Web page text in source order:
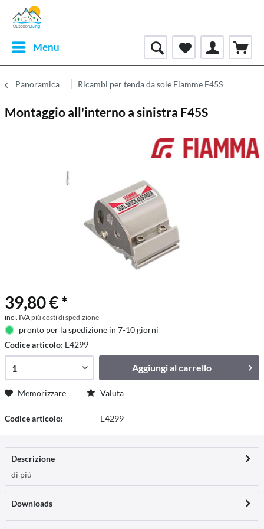
Menu
Panoramica Ricambi per tenda da sole Fiamme F45S
Montaggio all'interno a sinistra F45S
39,80 € *
incl. IVA più costi di spedizione
pronto per la spedizione in 7-10 giorni
Codice articolo: E4299
Aggiungi alcarrello
Memorizzare Valuta
Codice articolo: E4299
Descrizione
di più
Downloads